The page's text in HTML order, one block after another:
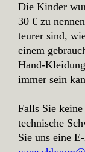
Die Kinder
30 € zu
teurer sind,
einem
Hand-
immer sein
Falls Sie
technische
Sie uns eine